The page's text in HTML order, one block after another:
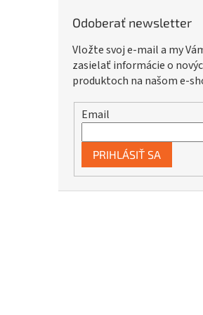
Odoberať newsletter
Vložte svoj e-mail a my
zasielať informácie o
produktoch na našom e-
Email
PRIHLÁSIŤ SA